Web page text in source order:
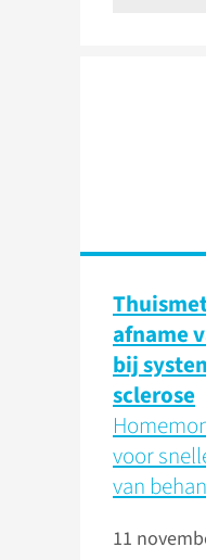
afname
bij
sclerose
voor
van
11